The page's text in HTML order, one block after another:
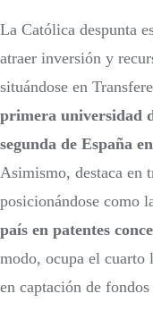
La Católica despunta
atraer inversión y
situándose en
primera universidad
segunda de España
Asimismo, destaca en
posicionándose como
país en patentes
modo, ocupa el cuarto
en captación de